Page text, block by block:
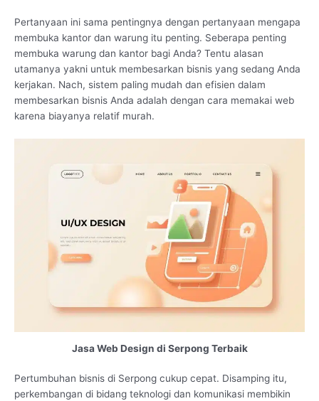
Pertanyaan ini sama pentingnya dengan pertanyaan mengapa
membuka kantor dan warung itu penting. Seberapa penting
membuka warung dan kantor bagi Anda? Tentu alasan
utamanya yakni untuk membesarkan bisnis yang sedang Anda
kerjakan. Nach, sistem paling mudah dan efisien dalam
membesarkan bisnis Anda adalah dengan cara memakai web
karena biayanya relatif murah.
Jasa Web Design di Serpong Terbaik
Pertumbuhan bisnis di Serpong cukup cepat. Disamping itu,
perkembangan di bidang teknologi dan komunikasi membikin